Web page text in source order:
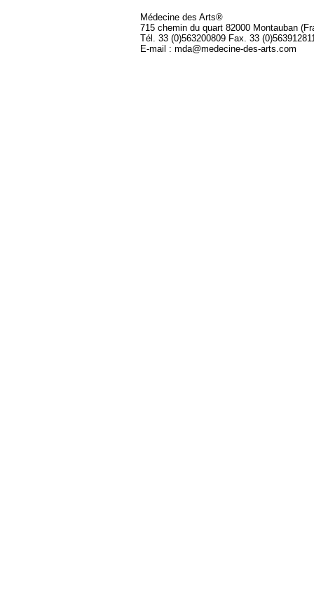
Médecine des Arts®
715 chemin du quart 82000 Montauban
Tél. 33 (0)563200809 Fax. 33
E-mail : mda@medecine-des-arts.com